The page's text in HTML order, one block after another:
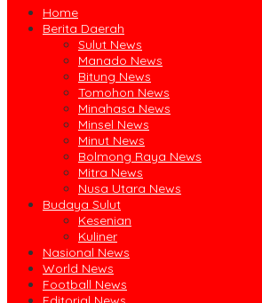
Home
Berita Daerah
Sulut News
Manado News
Bitung News
Tomohon News
Minahasa News
Minsel News
Minut News
Bolmong Raya News
Mitra News
Nusa Utara News
Budaya Sulut
Kesenian
Kuliner
Nasional News
World News
Football News